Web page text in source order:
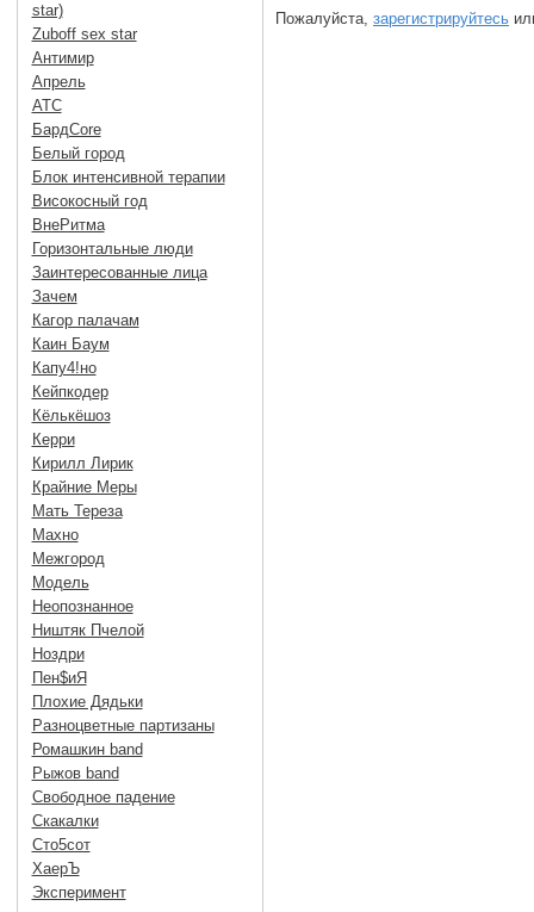
Пожалуйста, зарегистрируйтесь
star)
Zuboff sex star
Антимир
Апрель
АТС
БардCore
Белый город
Блок интенсивной терапии
Високосный год
ВнеРитма
Горизонтальные люди
Заинтересованные лица
Зачем
Кагор палачам
Каин Баум
Капу4!но
Кейпкодер
Кёлькёшоз
Керри
Кирилл Лирик
Крайние Меры
Мать Тереза
Махно
Межгород
Модель
Неопознанное
Ништяк Пчелой
Ноздри
Пен$иЯ
Плохие Дядьки
Разноцветные партизаны
Ромашкин band
Рыжов band
Свободное падение
Скакалки
Сто5сот
ХаерЪ
Эксперимент